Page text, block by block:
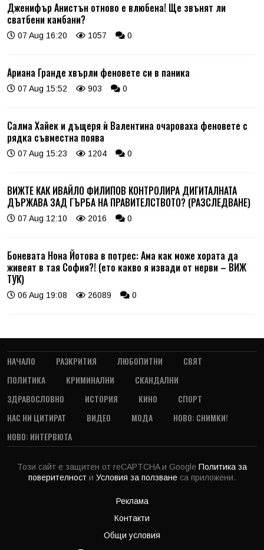
Дженифър Анистън отново е влюбена! Ще звънят ли
сватбени камбани?
07 Aug 16:20 1057 0
Ариана Гранде хвърли феновете си в паника
07 Aug 15:52 903 0
Салма Хайек и дъщеря ѝ Валентина очароваха феновете с
рядка съвместна поява
07 Aug 15:23 1204 0
ВИЖТЕ КАК ИВАЙЛО ФИЛИПОВ КОНТРОЛИРА ДИГИТАЛНАТА
ДЪРЖАВА ЗАД ГЪРБА НА ПРАВИТЕЛСТВОТО? (РАЗСЛЕДВАНЕ)
07 Aug 12:10 2016 0
Боневата Нона Йотова в потрес: Ама как може хората да
живеят в тая София?! (ето какво я извади от нерви – ВИЖ
ТУК)
06 Aug 19:08 26089 0
НАЧАЛО РАЗКРИТИЯ ЛЮБОПИТНИ
СВЯТ
ПОЛИТИКА
КРИМИНАЛНИ
СКАНДАЛНИ
ЗДРАВОСЛОВНО
ИСТОРИЯ КИНО
СПОРТ
НАС НИ ЦИТИРАТ
ВИДЕО МОДА
НОВО: СНИМКИ!
НОВО: ИНТЕРВЮТА
Този сайт е защитен от reCAPTCHA и Google Политика за
поверителност и Условия за ползване са приложени.
Реклама
Контакти
Общи условия